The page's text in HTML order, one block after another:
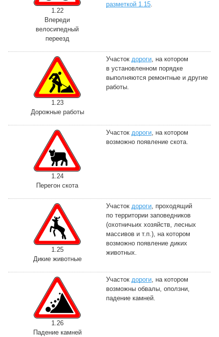
1.22
Впереди
велосипедный
переезд
разметкой 1.15.
1.23
Дорожные работы
Участок дороги, на котором
в установленном порядке
выполняются ремонтные и другие
работы.
1.24
Перегон скота
Участок дороги, на котором
возможно появление скота.
1.25
Дикие животные
Участок дороги, проходящий
по территории заповедников
(охотничьих хозяйств, лесных
массивов и т.п.), на котором
возможно появление диких
животных.
1.26
Падение камней
Участок дороги, на котором
возможны обвалы, оползни,
падение камней.